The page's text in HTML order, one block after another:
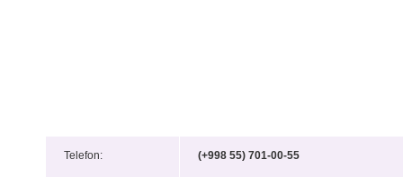
Telefon: (+998 55) 701-00-55